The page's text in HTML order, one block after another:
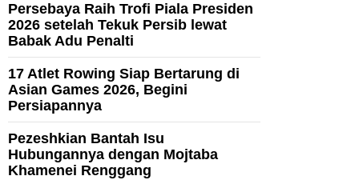
Persebaya Raih Trofi Piala Presiden
2026 setelah Tekuk Persib lewat
Babak Adu Penalti
17 Atlet Rowing Siap Bertarung di
Asian Games 2026, Begini
Persiapannya
Pezeshkian Bantah Isu
Hubungannya dengan Mojtaba
Khamenei Renggang